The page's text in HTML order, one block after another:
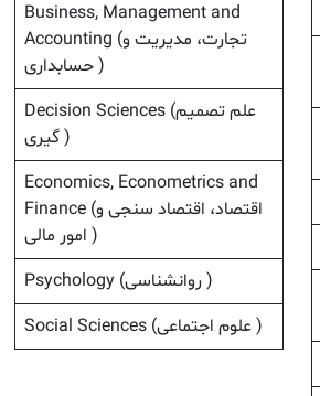
Business, Management and
Accounting (تجارت، مدیریت و
حسابداری )
Decision Sciences (علم تصمیم
گیری )
Economics, Econometrics and
Finance (اقتصاد، اقتصاد سنجی و
امور مالی )
Psychology (روانشناسی )
Social Sciences (علوم اجتماعی )